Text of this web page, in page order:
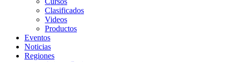
Clasificados
Videos
Productos
Eventos
Noticias
Regiones